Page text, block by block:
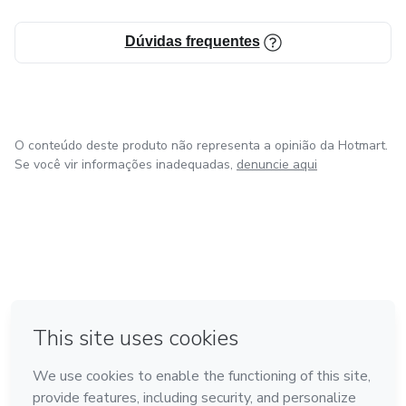
👉 Não perca essa oportunidade, toque em 'Saiba Mais' e
garanta o seu E-book agora!
Dúvidas frequentes
O conteúdo deste produto não representa a opinião da Hotmart.
Se você vir informações inadequadas, denuncie aqui
Feito com ❤ na Cidade do México